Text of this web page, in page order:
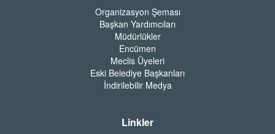
Organizasyon Şeması
Başkan Yardımcıları
Müdürlükler
Encümen
Meclis Üyeleri
Eski Belediye Başkanları
İndirilebilir Medya
Linkler